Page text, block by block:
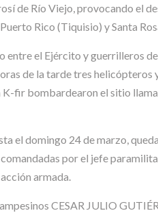
de Río Viejo, provocando el
Rico (Tiquisio) y Santa
el Ejército y guerrilleros
de la tarde tres
fir bombardearon el sitio
el domingo 24 de marzo,
por el jefe
armada.
CESAR JULIO